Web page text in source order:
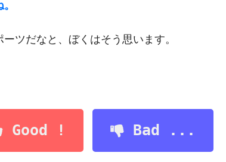
ツだなと、ぼくはそう思います。
Good ! Bad ...